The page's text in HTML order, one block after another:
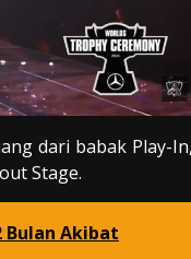
dari babak Play-
Stage.
Bulan Akibat